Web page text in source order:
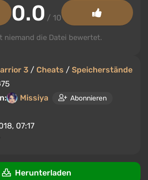
3 / Cheats / Speicherstände
Missiya Abonnieren
07:17
0.0 / 10
niemand die Datei bewertet.
Herunterladen